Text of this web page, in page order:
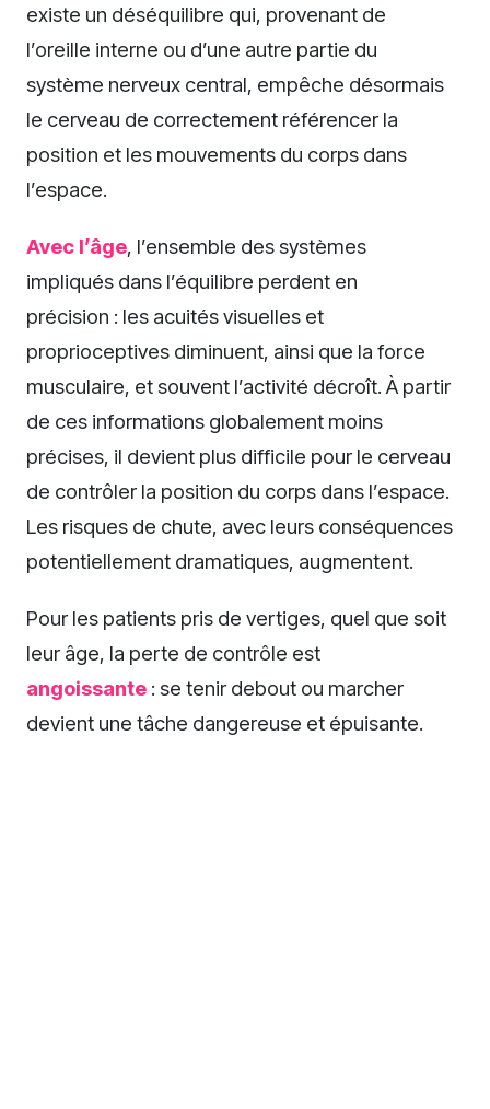
existe un déséquilibre qui, provenant de
l’oreille interne ou d’une autre partie du
système nerveux central, empêche désormais
le cerveau de correctement référencer la
position et les mouvements du corps dans
l’espace.
Avec l’âge, l’ensemble des systèmes
impliqués dans l’équilibre perdent en
précision : les acuités visuelles et
proprioceptives diminuent, ainsi que la force
musculaire, et souvent l’activité décroît. À partir
de ces informations globalement moins
précises, il devient plus difficile pour le cerveau
de contrôler la position du corps dans l’espace.
Les risques de chute, avec leurs conséquences
potentiellement dramatiques, augmentent.
Pour les patients pris de vertiges, quel que soit
leur âge, la perte de contrôle est
angoissante : se tenir debout ou marcher
devient une tâche dangereuse et épuisante.